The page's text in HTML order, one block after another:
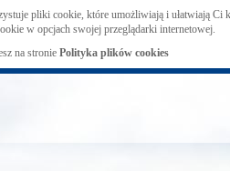
pliki cookie, które umożliwiają i ułatwiają Ci
w opcjach swojej przeglądarki internetowej.
na stronie Polityka plików cookies